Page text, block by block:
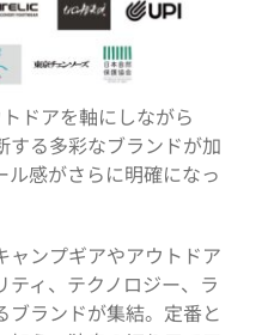
ドアを軸にしながら
する多彩なブランドが加
感がさらに明確になっ
ャンプギアやアウトドア
ィ、テクノロジー、ラ
ブランドが集結。定番と